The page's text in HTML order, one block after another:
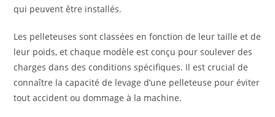
qui peuvent être installés.
Les pelleteuses sont classées en fonction de leur taille et de
leur poids, et chaque modèle est conçu pour soulever des
charges dans des conditions spécifiques. Il est crucial de
connaître la capacité de levage d’une pelleteuse pour éviter
tout accident ou dommage à la machine.